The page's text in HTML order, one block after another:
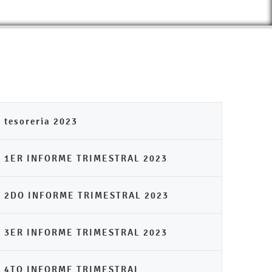
tesoreria 2023
1ER INFORME TRIMESTRAL 2023
2DO INFORME TRIMESTRAL 2023
3ER INFORME TRIMESTRAL 2023
4TO INFORME TRIMESTRAL